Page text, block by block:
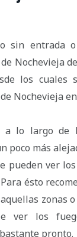
sin entrada
Nochevieja
los cuales
Nochevieja
a lo largo
poco más
pueden ver
ésto
zonas
ver los
pronto.